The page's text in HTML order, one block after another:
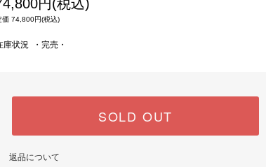
円(税込)
価 74,800円(税込)
庫状況 ・完売・
SOLD OUT
返品について